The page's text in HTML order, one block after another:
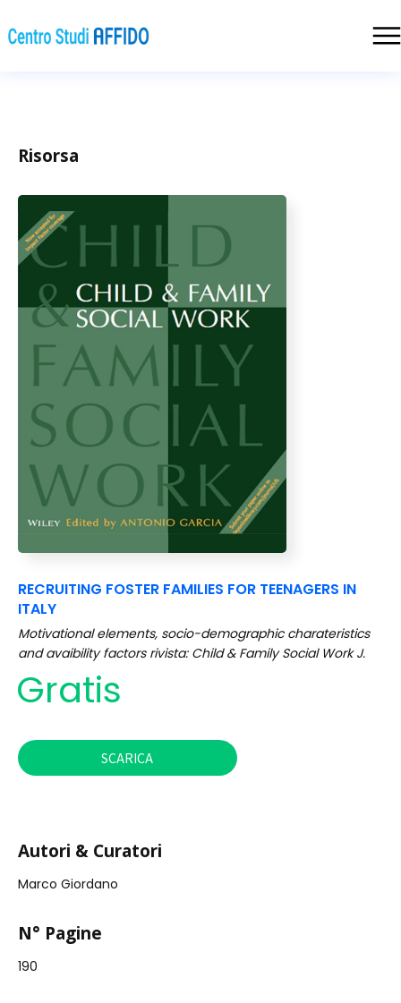
Risorsa
RECRUITING FOSTER FAMILIES FOR TEENAGERS IN
ITALY
Motivational elements, socio-demographic charateristics
and avaibility factors rivista: Child & Family Social Work J.
Gratis
SCARICA
Autori & Curatori
Marco Giordano
N° Pagine
190